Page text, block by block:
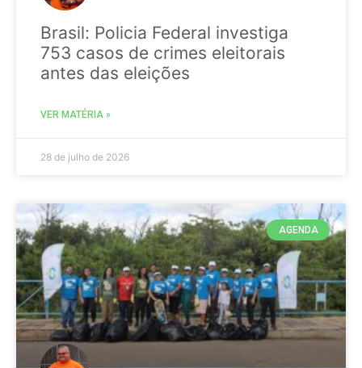
Brasil: Policia Federal investiga
753 casos de crimes eleitorais
antes das eleições
VER MATÉRIA »
28 de julho de 2026
AGENDA